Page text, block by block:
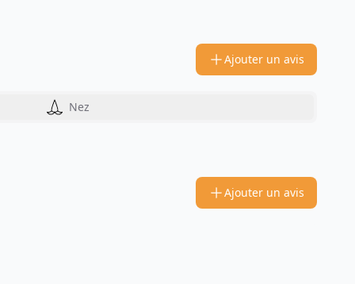
Ajouter un avis
Nez
Ajouter un avis